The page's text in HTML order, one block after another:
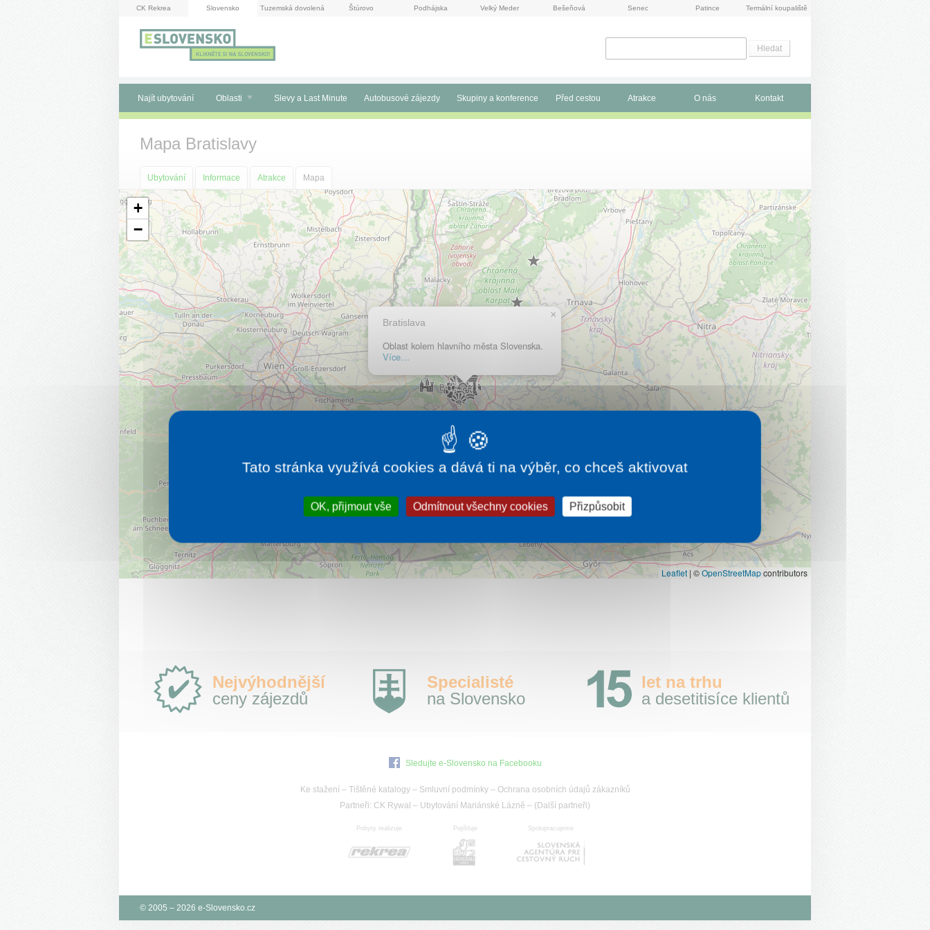
CK Rekrea Slovensko Tuzemská dovolená Štúrovo Podhájska Velký Meder Bešeňová Senec Patince Termální koupaliště
Najít ubytování Oblasti Slevy a Last Minute Autobusové zájezdy Skupiny a konference Před cestou Atrakce O nás Kontakt
Mapa Bratislavy
Ubytování Informace Atrakce Mapa
Bratislava
Oblast kolem hlavního města Slovenska.
Více…
×
+
−
Leaflet | ©OpenStreetMapcontributors
Proč
e-
Slovensko.cz?
Nejvýhodnější
ceny zájezdů
Specialisté
na Slovensko
let na trhu
a desetitisíce klientů
Sledujte e-Slovensko na Facebooku
Ke stažení– Tištěné katalogy– Smluvní podmínky– Ochrana osobních údajů zákazníků
Partneři: CK Rywal – Ubytování Mariánské Lázně – (Další partneři)
Pobyty realizuje Pojišťuje Spolupracujeme
© 2005 – 2026 e-Slovensko.cz
Tato stránka využívá cookies a dává ti na výběr, co chceš aktivovat
OK, přijmout vše Odmítnout všechny cookies Přizpůsobit